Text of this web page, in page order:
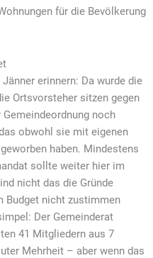
für die Bevölkerung
erinnern: Da wurde die
Ortsvorsteher sitzen gegen
noch
obwohl sie mit eigenen
haben. Mindestens
sollte weiter hier im
nicht das die Gründe
Budget nicht zustimmen
Der Gemeinderat
41 Mitgliedern aus 7
Mehrheit – aber wenn das